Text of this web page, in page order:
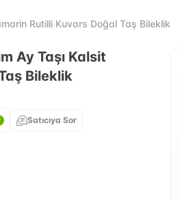
Rutilli Kuvars Doğal Taş Bileklik
Ay Taşı Kalsit
Bileklik
Satıcıya Sor